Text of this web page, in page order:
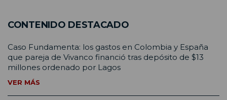
CONTENIDO DESTACADO
Caso Fundamenta: los gastos en Colombia y España
que pareja de Vivanco financió tras depósito de $13
millones ordenado por Lagos
VER MÁS